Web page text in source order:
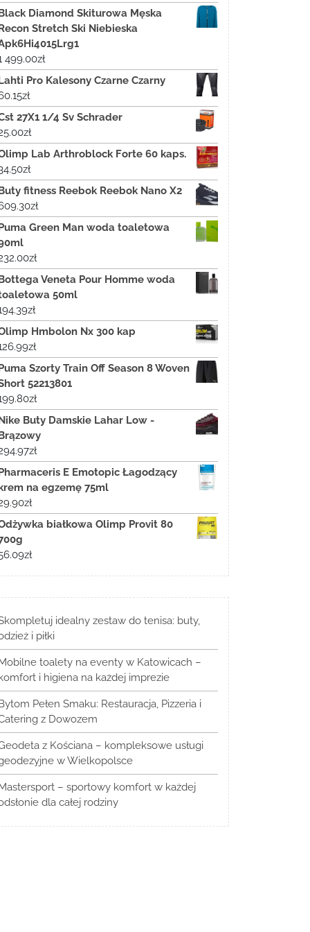
Diamond Skiturowa Męska
Stretch Ski Niebieska
499.00zł
Pro Kalesony Czarne Czarny
zł
27X1 1/4 Sv Schrader
zł
Lab Arthroblock Forte 60 kaps.
zł
fitness Reebok Reebok Nano X2
zł
Green Man woda toaletowa
zł
Veneta Pour Homme woda
50ml
zł
Hmbolon Nx 300 kap
zł
Szorty Train Off Season 8 Woven
52213801
zł
Buty Damskie Lahar Low -
zł
E Emotopic Łagodzący
na egzemę 75ml
zł
białkowa Olimp Provit 80
zł
idealny zestaw do tenisa: buty,
i piłki
toalety na eventy w Katowicach –
i higiena na każdej imprezie
Pełen Smaku: Restauracja, Pizzeria i
z Dowozem
z Kościana – kompleksowe usługi
w Wielkopolsce
– sportowy komfort w każdej
dla całej rodziny